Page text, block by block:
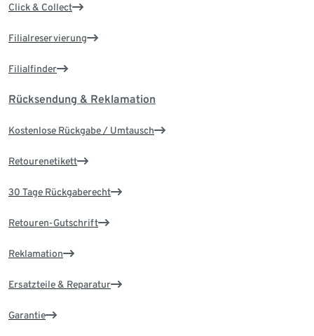
Click & Collect
Filialreservierung
Filialfinder
Rücksendung & Reklamation
Kostenlose Rückgabe / Umtausch
Retourenetikett
30 Tage Rückgaberecht
Retouren-Gutschrift
Reklamation
Ersatzteile & Reparatur
Garantie